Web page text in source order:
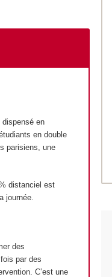
dispensé en
en double
parisiens, une
distanciel est
journée.
des
par des
C’est une